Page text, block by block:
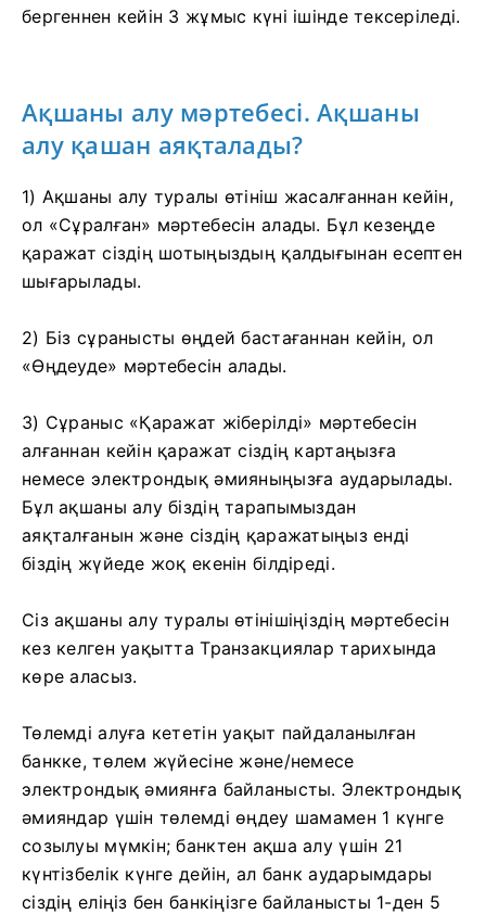
бергеннен кейін 3 жұмыс күні ішінде тексеріледі.
Ақшаны алу мәртебесі. Ақшаны
алу қашан аяқталады?
1) Ақшаны алу туралы өтініш жасалғаннан кейін,
ол «Сұралған» мәртебесін алады. Бұл кезеңде
қаражат сіздің шотыңыздың қалдығынан есептен
шығарылады.
2) Біз сұранысты өңдей бастағаннан кейін, ол
«Өңдеуде» мәртебесін алады.
3) Сұраныс «Қаражат жіберілді» мәртебесін
алғаннан кейін қаражат сіздің картаңызға
немесе электрондық әмияныңызға аударылады.
Бұл ақшаны алу біздің тарапымыздан
аяқталғанын және сіздің қаражатыңыз енді
біздің жүйеде жоқ екенін білдіреді.
Сіз ақшаны алу туралы өтінішіңіздің мәртебесін
кез келген уақытта Транзакциялар тарихында
көре аласыз.
Төлемді алуға кететін уақыт пайдаланылған
банкке, төлем жүйесіне және/немесе
электрондық әмиянға байланысты. Электрондық
әмияндар үшін төлемді өңдеу шамамен 1 күнге
созылуы мүмкін; банктен ақша алу үшін 21
күнтізбелік күнге дейін, ал банк аударымдары
сіздің еліңіз бен банкіңізге байланысты 1-ден 5